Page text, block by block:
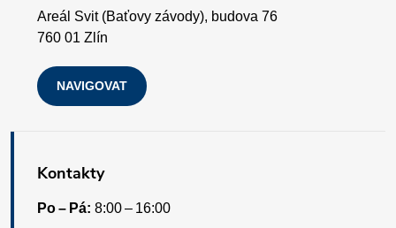
Areál Svit (Baťovy závody), budova 76
760 01 Zlín
NAVIGOVAT
Kontakty
Po – Pá: 8:00 – 16:00